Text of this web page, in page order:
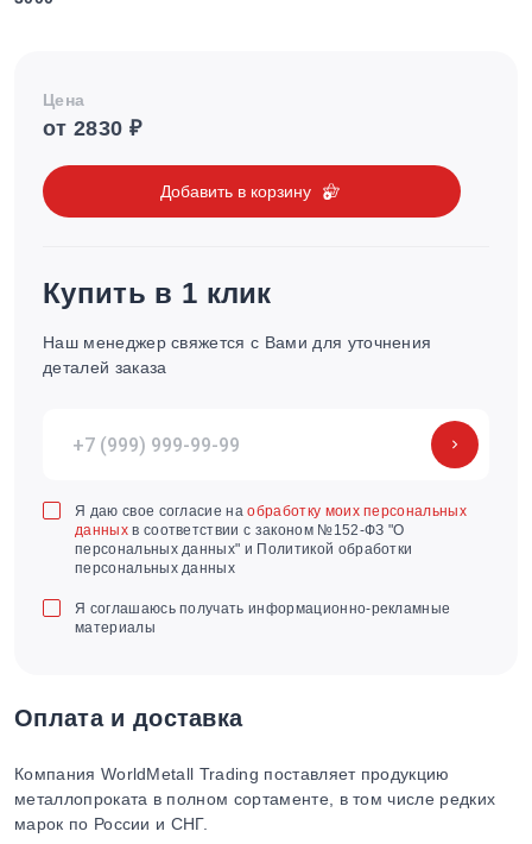
Цена
от 2830 ₽
Добавить в корзину
Купить в 1 клик
Наш менеджер свяжется с Вами для уточнения
деталей заказа
Я даю свое согласие наобработку моих персональных
данныхв соответствии с законом №152-ФЗ "О
персональных данных" и Политикой обработки
персональных данных
Я соглашаюсь получать информационно-рекламные
материалы
Оплата и доставка
Компания WorldMetall Trading поставляет продукцию
металлопроката в полном сортаменте, в том числе редких
марок по России и СНГ.